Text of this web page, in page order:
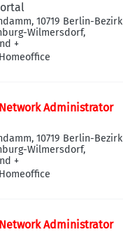
10719 Berlin-Bezirk
Wilmersdorf,
+
Administrator
10719 Berlin-Bezirk
Wilmersdorf,
+
Administrator